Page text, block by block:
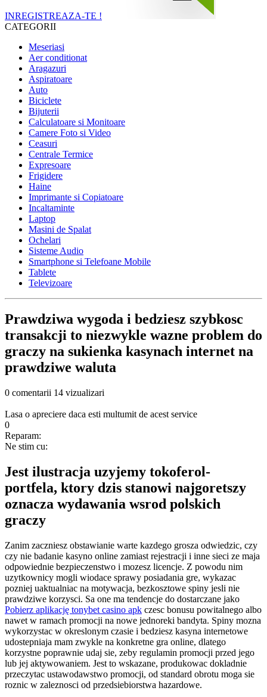
INREGISTREAZA-TE !
CATEGORII
Meseriasi
Aer conditionat
Aragazuri
Aspiratoare
Auto
Biciclete
Bijuterii
Calculatoare si Monitoare
Camere Foto si Video
Ceasuri
Centrale Termice
Expresoare
Frigidere
Haine
Imprimante si Copiatoare
Incaltaminte
Laptop
Masini de Spalat
Ochelari
Sisteme Audio
Smartphone si Telefoane Mobile
Tablete
Televizoare
Prawdziwa wygoda i bedziesz szybkosc
transakcji to niezwykle wazne problem do
graczy na sukienka kasynach internet na
prawdziwe waluta
0 comentarii 14 vizualizari
Lasa o apreciere daca esti multumit de acest service
0
Reparam:
Ne stim cu:
Jest ilustracja uzyjemy tokoferol-
portfela, ktory dzis stanowi najgoretszy
oznacza wydawania wsrod polskich
graczy
Zanim zaczniesz obstawianie warte kazdego grosza odwiedzic, czy
czy nie badanie kasyno online zamiast rejestracji i inne sieci ze maja
odpowiednie bezpieczenstwo i mozesz licencje. Z powodu nim
uzytkownicy mogli wiodace sprawy posiadania gre, wykazac
pozniej uaktualniac na motywacja, bezkosztowe spiny jesli nie
prawdziwe korzysci. Sa one ma tendencje do dostarczane jako
Pobierz aplikację tonybet casino apk czesc bonusu powitalnego albo
nawet w ramach promocji na nowe jednoreki bandyta. Spiny mozna
wykorzystac w okreslonym czasie i bedziesz kasyna internetowe
udostepniaja mam zwykle na konkretne gra online, dlatego
korzystne poprawnie udaj sie, zeby regulamin promocji przed jego
lub jej aktywowaniem. Jest to wskazane, produkowac dokladnie
przeczytac ustawodawstwo promocji, od standard obrotu moga sie
roznic w zaleznosci od przedsiebiorstwa hazardowe.